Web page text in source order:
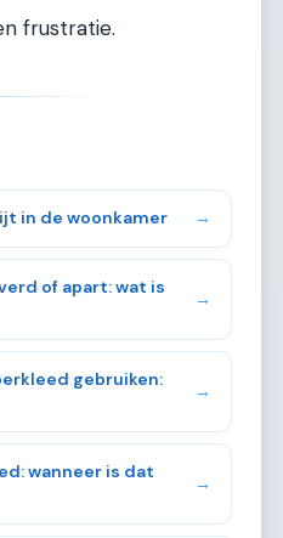
frustratie.
in de woonkamer →
of apart: wat is
→
gebruiken:
→
wanneer is dat
→